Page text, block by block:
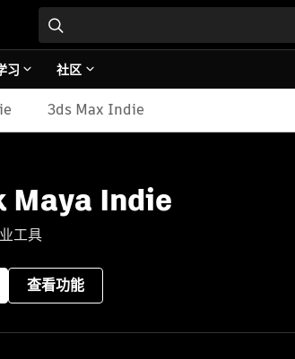
习 社区
3ds Max Indie
Maya Indie
工具
查看功能